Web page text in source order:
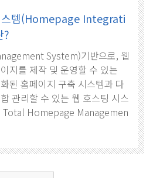
스템(Homepage Integrati
?
System)기반으로, 웹
지를 제작 및 운영할 수 있는
된 홈페이지 구축 시스템과 다
관리할 수 있는 웹 호스팅 시스
Total Homepage Managemen